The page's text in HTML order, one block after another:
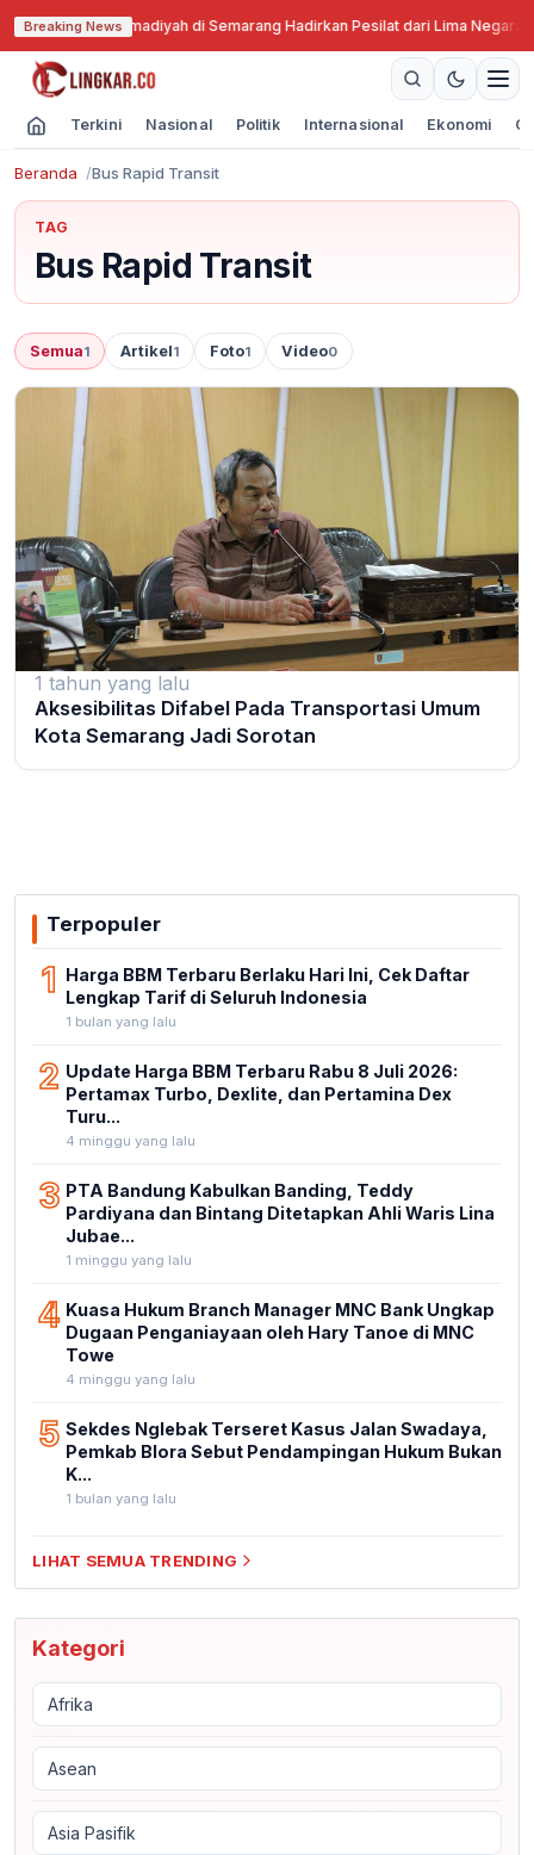
Breaking News
Putra Muhammadiyah di Semarang Hadirkan Pesilat dari Lima Negara·
Terkini Nasional Politik Internasional Ekonomi
Beranda Bus Rapid Transit
TAG
Bus Rapid Transit
Semua1 Artikel1 Foto1 Video0
1 tahun yang lalu
Aksesibilitas Difabel Pada Transportasi Umum
Kota Semarang Jadi Sorotan
Terpopuler
1 Harga BBM Terbaru Berlaku Hari Ini, Cek Daftar
Lengkap Tarif di Seluruh Indonesia
1 bulan yang lalu
2 Update Harga BBM Terbaru Rabu 8 Juli 2026:
Pertamax Turbo, Dexlite, dan Pertamina Dex
Turu...
4 minggu yang lalu
3 PTA Bandung Kabulkan Banding, Teddy
Pardiyana dan Bintang Ditetapkan Ahli Waris Lina
Jubae...
1 minggu yang lalu
4 Kuasa Hukum Branch Manager MNC Bank Ungkap
Dugaan Penganiayaan oleh Hary Tanoe di MNC
Towe
4 minggu yang lalu
5 Sekdes Nglebak Terseret Kasus Jalan Swadaya,
Pemkab Blora Sebut Pendampingan Hukum Bukan
K...
1 bulan yang lalu
LIHAT SEMUA TRENDING
Kategori
Afrika
Asean
Asia Pasifik